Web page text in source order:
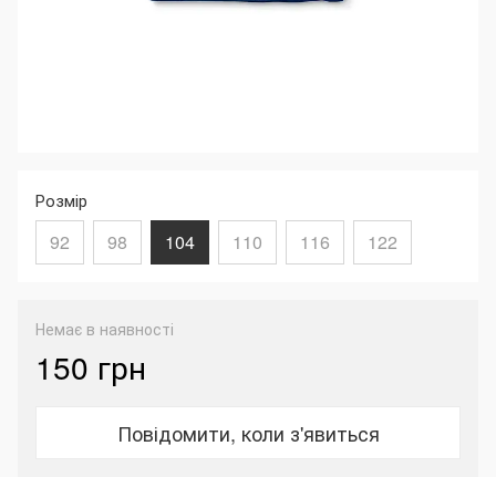
Розмір
92 98 104 110 116 122
Немає в наявності
150 грн
Повідомити, коли з'явиться